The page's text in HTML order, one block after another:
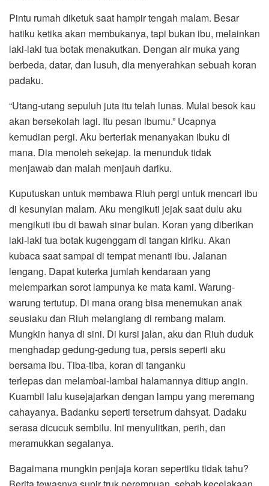
Pintu rumah diketuk saat hampir tengah malam. Besar
hatiku ketika akan membukanya, tapi bukan ibu, melainkan
laki-laki tua botak menakutkan. Dengan air muka yang
berbeda, datar, dan lusuh, dia menyerahkan sebuah koran
padaku.
“Utang-utang sepuluh juta itu telah lunas. Mulai besok kau
akan bersekolah lagi. Itu pesan ibumu.” Ucapnya
kemudian pergi. Aku berteriak menanyakan ibuku di
mana. Dia menoleh sekejap. Ia menunduk tidak
menjawab dan malah menjauh dariku.
Kuputuskan untuk membawa Riuh pergi untuk mencari ibu
di kesunyian malam. Aku mengikuti jejak saat dulu aku
mengikuti ibu di bawah sinar bulan. Koran yang diberikan
laki-laki tua botak kugenggam di tangan kiriku. Akan
kubaca saat sampai di tempat menanti ibu. Jalanan
lengang. Dapat kuterka jumlah kendaraan yang
melemparkan sorot lampunya ke mata kami. Warung-
warung tertutup. Di mana orang bisa menemukan anak
seusiaku dan Riuh melanglang di rembang malam.
Mungkin hanya di sini. Di kursi jalan, aku dan Riuh duduk
menghadap gedung-gedung tua, persis seperti aku
bersama ibu. Tiba-tiba, koran di tanganku
terlepas dan melambai-lambai halamannya ditiup angin.
Kuambil lalu kusejajarkan dengan lampu yang meremang
cahayanya. Badanku seperti tersetrum dahsyat. Dadaku
serasa dicucuk sembilu. Ini menyulitkan, perih, dan
meramukkan segalanya.
Bagaimana mungkin penjaja koran sepertiku tidak tahu?